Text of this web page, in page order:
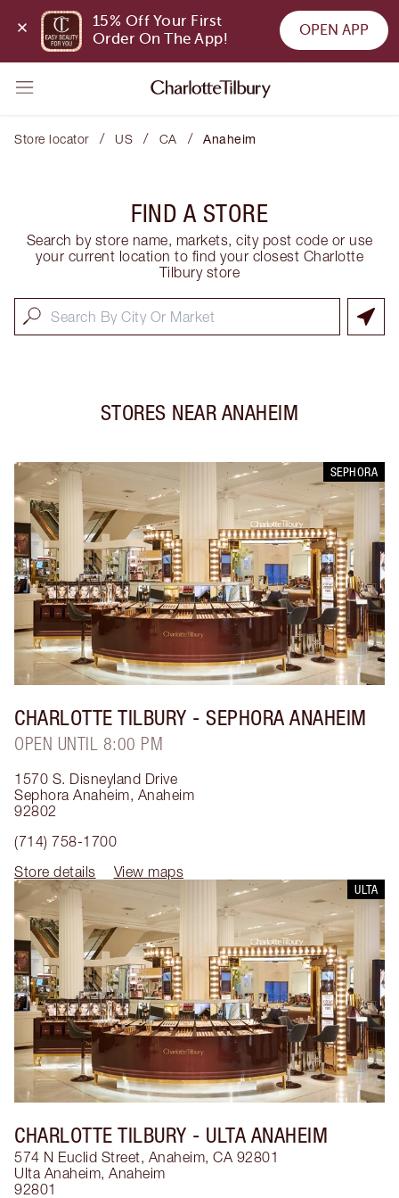
15% Off Your First
Order On The App!
OPEN APP
Store locator / US / CA / Anaheim
FIND A STORE
Search by store name, markets, city post code or use
your current location to find your closest Charlotte
Tilbury store
STORES NEAR ANAHEIM
SEPHORA
CHARLOTTE TILBURY - SEPHORA ANAHEIM
OPEN UNTIL 8:00 PM
1570 S. Disneyland Drive
Sephora Anaheim, Anaheim
92802
(714) 758-1700
Store details
View maps
ULTA
CHARLOTTE TILBURY - ULTA ANAHEIM
574 N Euclid Street, Anaheim, CA 92801
Ulta Anaheim, Anaheim
92801